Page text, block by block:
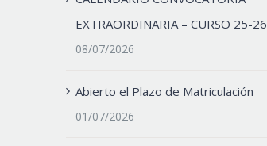
EXTRAORDINARIA – CURSO 25-26
08/07/2026
Abierto el Plazo de Matriculación
01/07/2026